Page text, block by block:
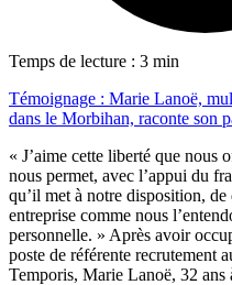
Temps de lecture : 3 min
Témoignage : Marie Lanoë,
dans le Morbihan, raconte son
« J’aime cette liberté que nous
nous permet, avec l’appui du
qu’il met à notre disposition,
entreprise comme nous
personnelle. » Après avoir
poste de référente recrutement
Temporis, Marie Lanoë, 32 ans